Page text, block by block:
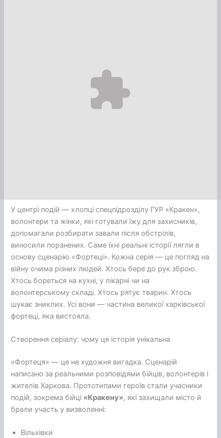
У центрі подій — хлопці спецпідрозділу ГУР «Кракен»,
волонтери та жінки, які готували їжу для захисників,
допомагали розбирати завали після обстрілів,
виносили поранених. Саме їхні реальні історії лягли в
основу сценарію «Фортеці». Кожна серія — це погляд на
війну очима різних людей. Хтось бере до рук зброю.
Хтось бореться на кухні, у лікарні чи на
волонтерському складі. Хтось рятує тварин. Хтось
шукає зниклих. Усі вони — частина великої харківської
фортеці, яка вистояла.
Створення серіалу: чому ця історія унікальна
«Фортеця» — це не художня вигадка. Сценарій
написано за реальними розповідями бійців, волонтерів і
жителів Харкова. Прототипами героїв стали учасники
подій, зокрема бійці «Кракену», які захищали місто й
брали участь у визволенні:
Вільхівки